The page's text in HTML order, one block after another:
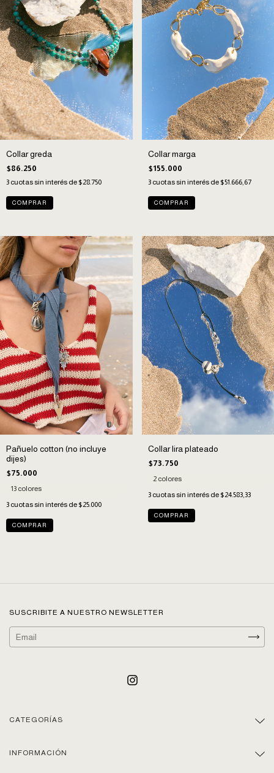
Collar greda
$86.250
3 cuotas sin interés de $28.750
Collar marga
$155.000
3 cuotas sin interés de $51.666,67
Pañuelo cotton (no incluye
dijes)
$75.000
13 colores
3 cuotas sin interés de $25.000
COMPRAR
Collar lira plateado
$73.750
2 colores
3 cuotas sin interés de $24.583,33
COMPRAR
SUSCRIBITE A NUESTRO NEWSLETTER
CATEGORÍAS
INFORMACIÓN